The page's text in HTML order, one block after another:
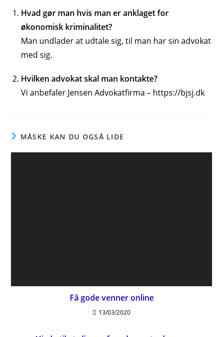
Hvad gør man hvis man er anklaget for
økonomisk kriminalitet?
Man undlader at udtale sig, til man har sin advokat
med sig.
Hvilken advokat skal man kontakte?
Vi anbefaler Jensen Advokatfirma – https://bjsj.dk
MÅSKE KAN DU OGSÅ LIDE
Få gode venner online
13/03/2020